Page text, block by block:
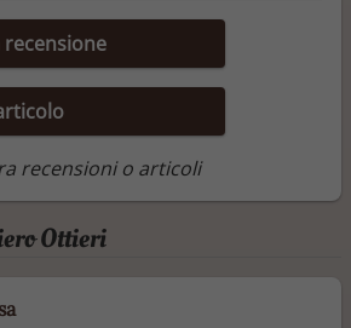
recensioni o articoli
Ottieri